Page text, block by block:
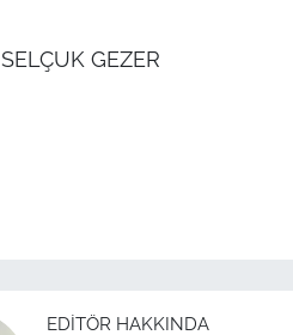
SELÇUK GEZER
EDITÖR HAKKINDA